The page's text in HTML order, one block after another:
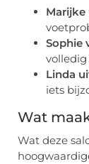
Marijke
Sophie
volledig
Linda
iets
Wat
Wat deze